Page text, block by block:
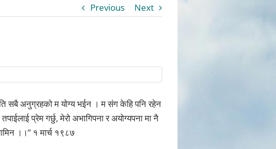
Previous Next
ति सबै अनुग्रहको म योग्य भईन । म संग केहि पनि रहेन
प्रेम गर्छु, मेरो अभागिपना र अयोग्यपना मा नै
।।” १ मार्च १९८७